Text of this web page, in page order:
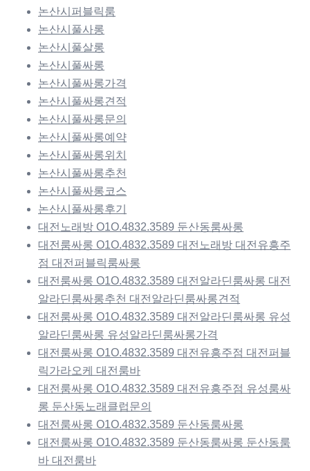
논산시퍼블릭룸
논산시풀사롱
논산시풀살롱
논산시풀싸롱
논산시풀싸롱가격
논산시풀싸롱견적
논산시풀싸롱문의
논산시풀싸롱예약
논산시풀싸롱위치
논산시풀싸롱추천
논산시풀싸롱코스
논산시풀싸롱후기
대전노래방 O1O.4832.3589 둔산동룸싸롱
대전룸싸롱 O1O.4832.3589 대전노래방 대전유흥주
점 대전퍼블릭룸싸롱
대전룸싸롱 O1O.4832.3589 대전알라딘룸싸롱 대전
알라딘룸싸롱추천 대전알라딘룸싸롱견적
대전룸싸롱 O1O.4832.3589 대전알라딘룸싸롱 유성
알라딘룸싸롱 유성알라딘룸싸롱가격
대전룸싸롱 O1O.4832.3589 대전유흥주점 대전퍼블
릭가라오케 대전룸바
대전룸싸롱 O1O.4832.3589 대전유흥주점 유성룸싸
롱 둔산동노래클럽문의
대전룸싸롱 O1O.4832.3589 둔산동룸싸롱
대전룸싸롱 O1O.4832.3589 둔산동룸싸롱 둔산동룸
바 대전룸바